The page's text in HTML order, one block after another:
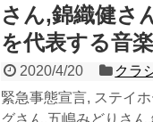
さん,錦織健さ
を代表する音
2020/4/20
クラ
緊急事態宣言, ステイ
グさん,五嶋みどりさ